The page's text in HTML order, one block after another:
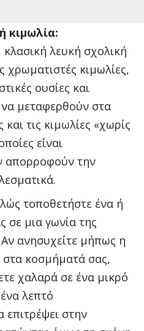
κιμωλία:
λευκή σχολική
χρωματιστές κιμωλίες,
ουσίες και
μεταφερθούν στα
τις κιμωλίες «χωρίς
είναι
απορροφούν την
τοποθετήστε ένα ή
σε μια γωνία της
ανησυχείτε μήπως η
στα κοσμήματά σας,
χαλαρά σε ένα μικρό
λεπτό
επιτρέψει στην